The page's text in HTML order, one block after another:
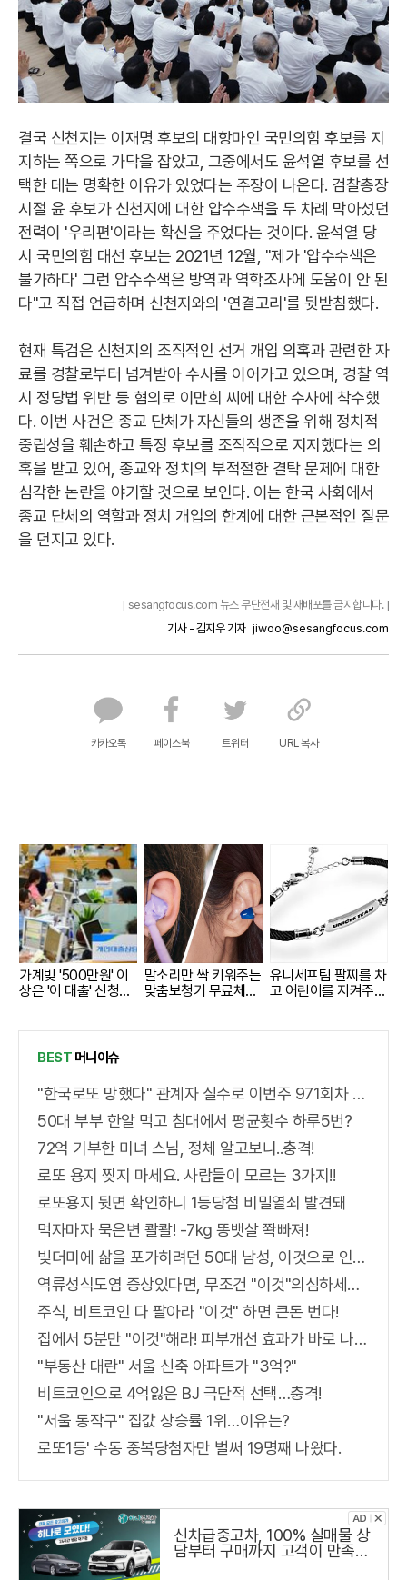
결국 신천지는 이재명 후보의 대항마인 국민의힘 후보를 지
지하는 쪽으로 가닥을 잡았고, 그중에서도 윤석열 후보를 선
택한 데는 명확한 이유가 있었다는 주장이 나온다. 검찰총장
시절 윤 후보가 신천지에 대한 압수수색을 두 차례 막아섰던
전력이 '우리편'이라는 확신을 주었다는 것이다. 윤석열 당
시 국민의힘 대선 후보는 2021년 12월, "제가 '압수수색은
불가하다' 그런 압수수색은 방역과 역학조사에 도움이 안 된
다"고 직접 언급하며 신천지와의 '연결고리'를 뒷받침했다.
현재 특검은 신천지의 조직적인 선거 개입 의혹과 관련한 자
료를 경찰로부터 넘겨받아 수사를 이어가고 있으며, 경찰 역
시 정당법 위반 등 혐의로 이만희 씨에 대한 수사에 착수했
다. 이번 사건은 종교 단체가 자신들의 생존을 위해 정치적
중립성을 훼손하고 특정 후보를 조직적으로 지지했다는 의
혹을 받고 있어, 종교와 정치의 부적절한 결탁 문제에 대한
심각한 논란을 야기할 것으로 보인다. 이는 한국 사회에서
종교 단체의 역할과 정치 개입의 한계에 대한 근본적인 질문
을 던지고 있다.
[ sesangfocus.com 뉴스 무단전재 및 재배포를 금지합니다. ]
기사 - 김지우 기자 jiwoo@sesangfocus.com
카카오톡 페이스북 트위터 URL 복사
가계빚 '500만원' 이
상은 '이 대출' 신청해
말소리만 싹 키워주는
맞춤보청기 무료체험
유니세프팀 팔찌를 차
고 어린이를 지켜주세
BEST 머니이슈
"한국로또 망했다" 관계자 실수로 이번주 971회차 번호 6자리 공개!? 꼭 확인해라!
50대 부부 한알 먹고 침대에서 평균횟수 하루5번?
72억 기부한 미녀 스님, 정체 알고보니..충격!
로또 용지 찢지 마세요. 사람들이 모르는 3가지!!
로또용지 뒷면 확인하니 1등당첨 비밀열쇠 발견돼
먹자마자 묵은변 콸콸! -7kg 똥뱃살 쫙빠져!
빚더미에 삶을 포가히려던 50대 남성, 이것으로 인생역전
역류성식도염 증상있다면, 무조건 "이것"의심하세요. 간단치료법 나왔다!
주식, 비트코인 다 팔아라 "이것" 하면 큰돈 번다!
집에서 5분만 "이것"해라! 피부개선 효과가 바로 나타난다!!
"부동산 대란" 서울 신축 아파트가 "3억?"
비트코인으로 4억잃은 BJ 극단적 선택…충격!
"서울 동작구" 집값 상승률 1위…이유는?
로또1등' 수동 중복당첨자만 벌써 19명째 나왔다.
신차급중고차, 100% 실매물 상
담부터 구매까지 고객이 만족하